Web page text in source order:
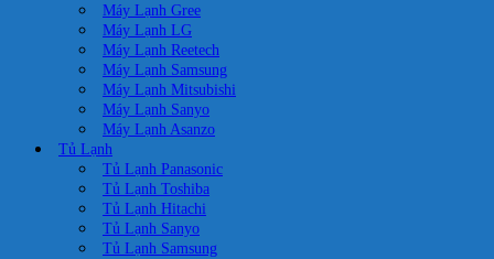
Máy Lạnh Gree
Máy Lạnh LG
Máy Lạnh Reetech
Máy Lạnh Samsung
Máy Lạnh Mitsubishi
Máy Lạnh Sanyo
Máy Lạnh Asanzo
Tủ Lạnh
Tủ Lạnh Panasonic
Tủ Lạnh Toshiba
Tủ Lạnh Hitachi
Tủ Lạnh Sanyo
Tủ Lạnh Samsung